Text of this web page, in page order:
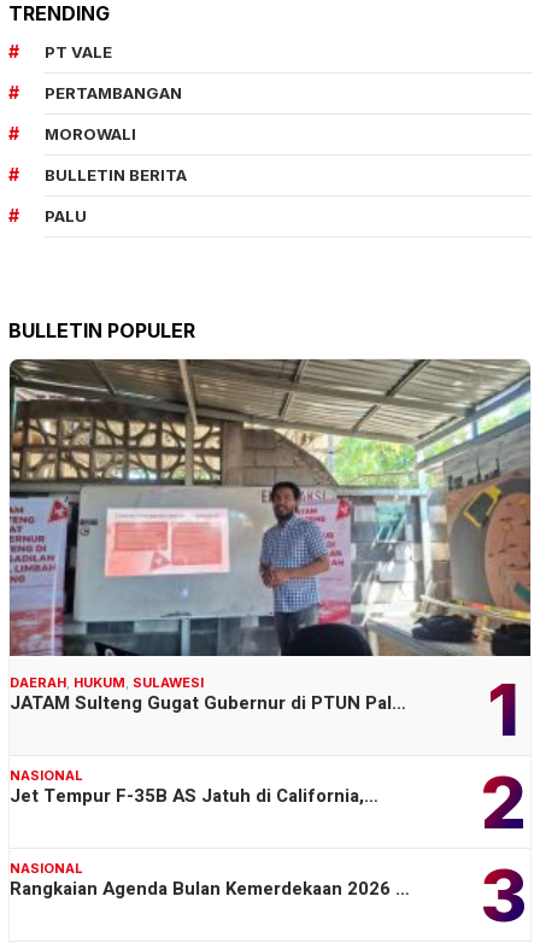
TRENDING
PT VALE
PERTAMBANGAN
MOROWALI
BULLETIN BERITA
PALU
BULLETIN POPULER
1
DAERAH, HUKUM, SULAWESI
JATAM Sulteng Gugat Gubernur di PTUN Pal…
2
NASIONAL
Jet Tempur F-35B AS Jatuh di California,…
3
NASIONAL
Rangkaian Agenda Bulan Kemerdekaan 2026 …